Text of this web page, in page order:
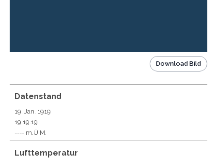
Download Bild
Datenstand
19. Jan. 1919
19:19:19
---- m.Ü.M.
Lufttemperatur